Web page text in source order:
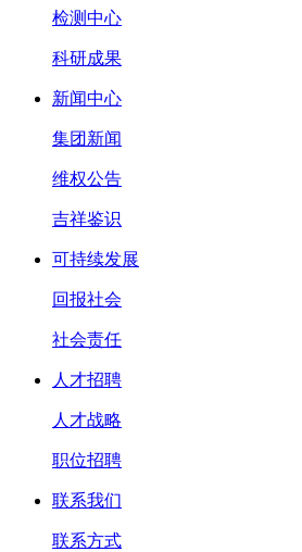
检测中心
科研成果
新闻中心
集团新闻
维权公告
吉祥鉴识
可持续发展
回报社会
社会责任
人才招聘
人才战略
职位招聘
联系我们
联系方式